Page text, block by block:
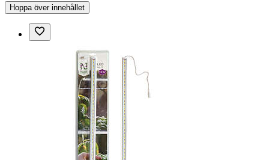
Hoppa över innehållet